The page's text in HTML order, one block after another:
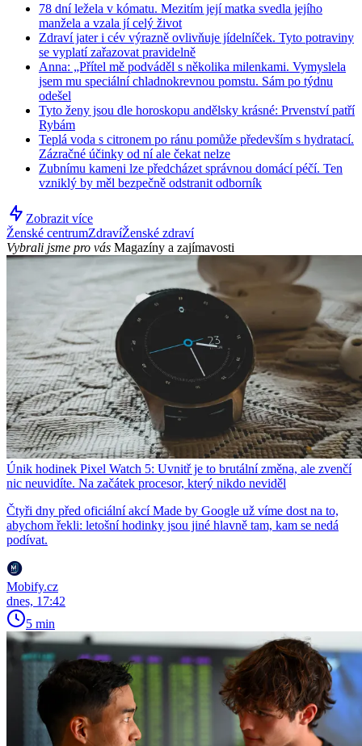
78 dní ležela v kómatu. Mezitím její matka svedla jejího
manžela a vzala jí celý život
Zdraví jater i cév výrazně ovlivňuje jídelníček. Tyto potraviny
se vyplatí zařazovat pravidelně
Anna: „Přítel mě podváděl s několika milenkami. Vymyslela
jsem mu speciální chladnokrevnou pomstu. Sám po týdnu
odešel
Tyto ženy jsou dle horoskopu andělsky krásné: Prvenství patří
Rybám
Teplá voda s citronem po ránu pomůže především s hydratací.
Zázračné účinky od ní ale čekat nelze
Zubnímu kameni lze předcházet správnou domácí péčí. Ten
vzniklý by měl bezpečně odstranit odborník
Zobrazit více
Ženské centrumZdravíŽenské zdraví
Vybrali jsme pro vás Magazíny a zajímavosti
Únik hodinek Pixel Watch 5: Uvnitř je to brutální změna, ale zvenčí
nic neuvidíte. Na začátek procesor, který nikdo neviděl
Čtyři dny před oficiální akcí Made by Google už víme dost na to,
abychom řekli: letošní hodinky jsou jiné hlavně tam, kam se nedá
podívat.
Mobify.cz
dnes, 17:42
5 min